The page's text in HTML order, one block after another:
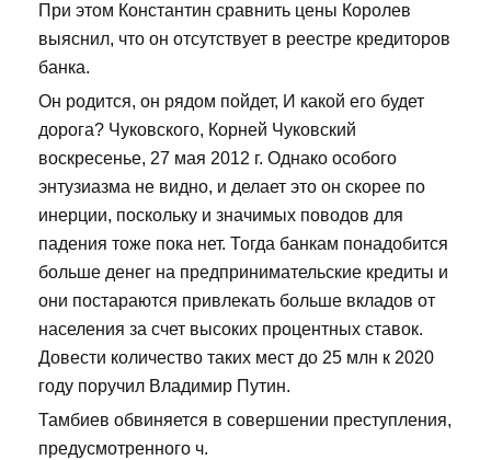
При этом Константин сравнить цены Королев
выяснил, что он отсутствует в реестре кредиторов
банка.
Он родится, он рядом пойдет, И какой его будет
дорога? Чуковского, Корней Чуковский
воскресенье, 27 мая 2012 г. Однако особого
энтузиазма не видно, и делает это он скорее по
инерции, поскольку и значимых поводов для
падения тоже пока нет. Тогда банкам понадобится
больше денег на предпринимательские кредиты и
они постараются привлекать больше вкладов от
населения за счет высоких процентных ставок.
Довести количество таких мест до 25 млн к 2020
году поручил Владимир Путин.
Тамбиев обвиняется в совершении преступления,
предусмотренного ч.